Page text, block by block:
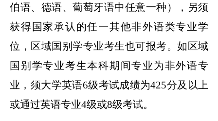
伯语、德语、葡萄牙语中任意一种），另须
获得国家承认的任一其他非外语类专业学
位 ， 区域国别学专业考生也可报考。 如 区域
国别学专业考生本科期间专业为非外语专
业，须大学英语6级考试成绩为425分及以上
或通过英语专业4级或8级考试。